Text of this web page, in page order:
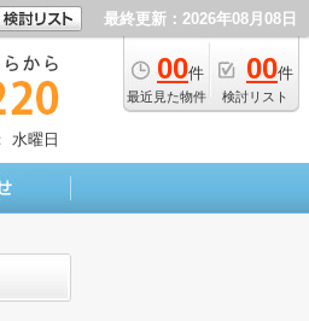
最終更新：2026年08月08日
00件
最近見た物件
00件
検討リスト
水曜日